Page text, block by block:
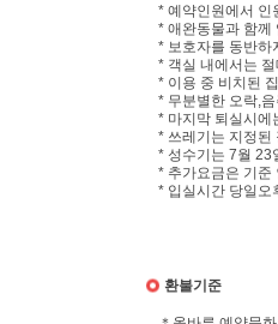
* 예약인원에서 인
* 애완동물과 함께
* 보호자를 동반하
* 객실 내에서는
* 이용 중 비치된
* 무분별한 오락,
* 마지막 퇴실시에
* 쓰레기는 지정된
* 성수기는 7월 23
* 추가요금은 기준
* 입실시간 당일오
환불기준